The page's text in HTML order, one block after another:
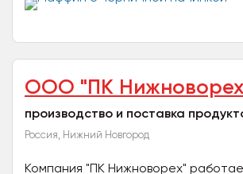
ООО "ПК
производство и поставка
Россия, Нижний Новгород
Компания "ПК Нижноворех"